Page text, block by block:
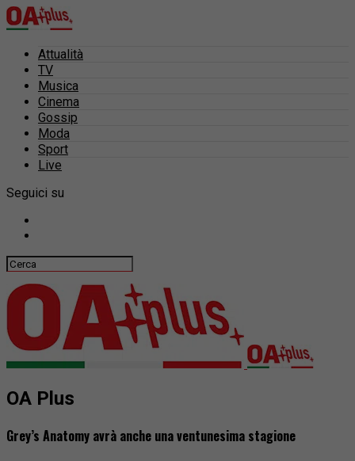
Attualità
TV
Musica
Cinema
Gossip
Moda
Sport
Live
Seguici su
OA Plus
Grey’s Anatomy avrà anche una ventunesima stagione